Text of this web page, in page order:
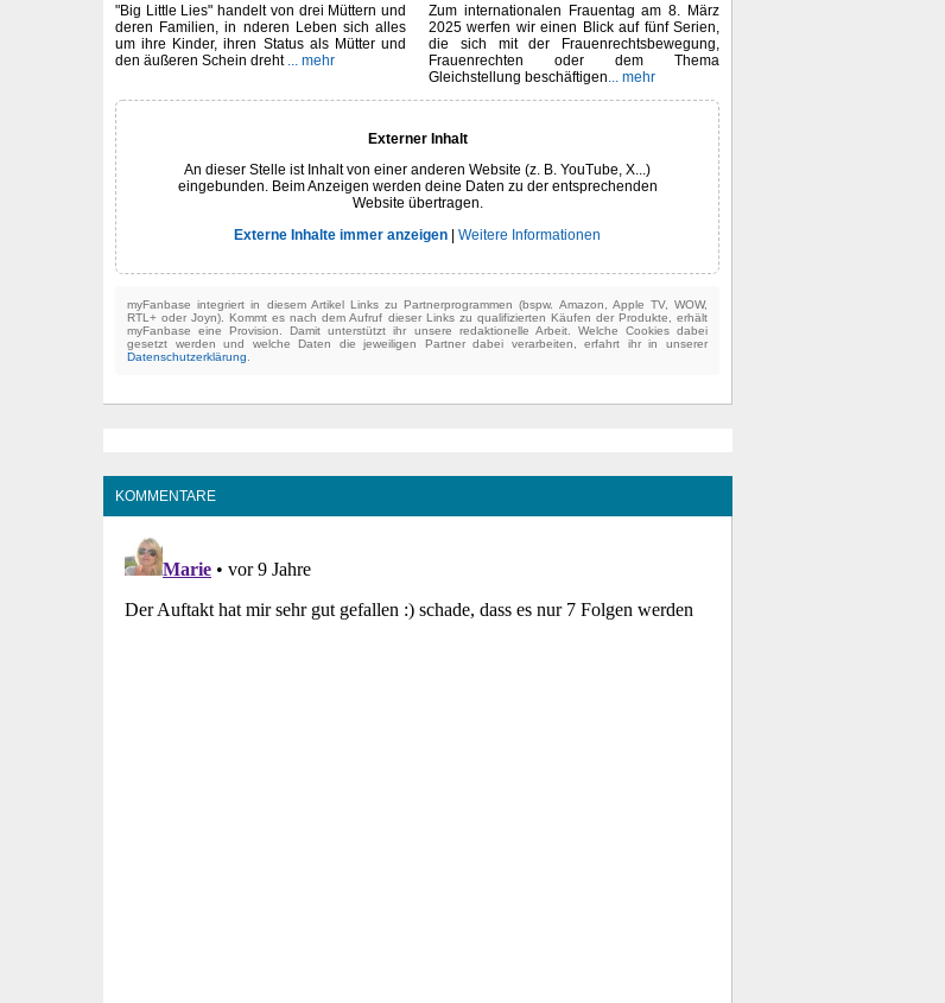
"Big Little Lies" handelt von drei Müttern und
deren Familien, in nderen Leben sich alles
um ihre Kinder, ihren Status als Mütter und
den äußeren Schein dreht
... mehr
Zum internationalen Frauentag am 8. März
2025 werfen wir einen Blick auf fünf Serien,
die sich mit der Frauenrechtsbewegung,
Frauenrechten oder dem Thema
Gleichstellung beschäftigen ... mehr
Externer Inhalt
An dieser Stelle ist Inhalt von einer anderen Website (z. B. YouTube, X...)
eingebunden. Beim Anzeigen werden deine Daten zu der entsprechenden
Website übertragen.
Externe Inhalte immer anzeigen | Weitere Informationen
myFanbase integriert in diesem Artikel Links zu Partnerprogrammen (bspw. Amazon, Apple TV, WOW,
RTL+ oder Joyn). Kommt es nach dem Aufruf dieser Links zu qualifizierten Käufen der Produkte, erhält
myFanbase eine Provision. Damit unterstützt ihr unsere redaktionelle Arbeit. Welche Cookies dabei
gesetzt werden und welche Daten die jeweiligen Partner dabei verarbeiten, erfahrt ihr in unserer
Datenschutzerklärung
KOMMENTARE